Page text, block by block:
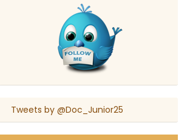
Tweets by @Doc_Junior25